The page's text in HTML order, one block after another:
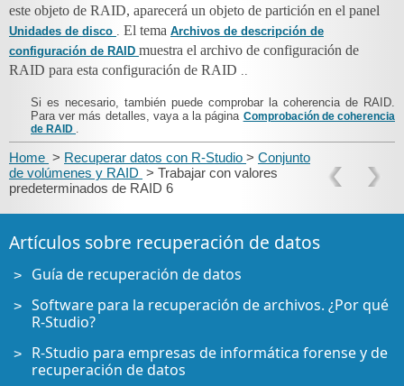
este objeto de RAID, aparecerá un objeto de partición en el panel
Unidades de disco . El tema Archivos de descripción de
configuración de RAID muestra el archivo de configuración de
RAID para esta configuración de RAID ..
Si es necesario, también puede comprobar la coherencia de RAID.
Para ver más detalles, vaya a la página Comprobación de coherencia
de RAID .
Home > Recuperar datos con R-Studio > Conjunto
de volúmenes y RAID > Trabajar con valores
predeterminados de RAID 6
Artículos sobre recuperación de datos
Guía de recuperación de datos
Software para la recuperación de archivos. ¿Por qué
R-Studio?
R-Studio para empresas de informática forense y de
recuperación de datos